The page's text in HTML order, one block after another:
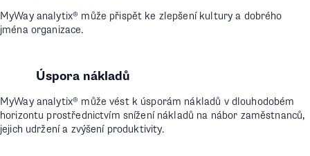
MyWay analytix® může přispět ke zlepšení kultury a dobrého
jména organizace.
Úspora nákladů
MyWay analytix® může vést k úsporám nákladů v dlouhodobém
horizontu prostřednictvím snížení nákladů na nábor zaměstnanců,
jejich udržení a zvýšení produktivity.